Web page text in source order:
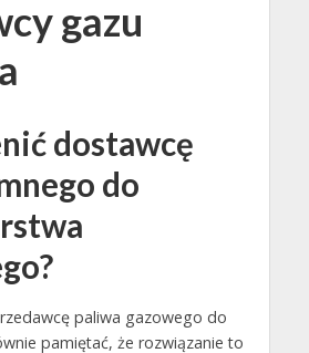
gazu
dostawcę
do
paliwa gazowego do
pamiętać, że rozwiązanie to